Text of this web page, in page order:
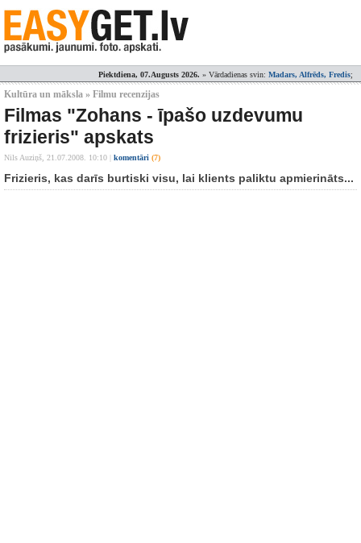
Piektdiena, 07.Augusts 2026. » Vārdadienas svin: Madars, Alfrēds, Fredis;
Kultūra un māksla » Filmu recenzijas
Filmas "Zohans - īpašo uzdevumu
frizieris" apskats
Nils Auziņš, 21.07.2008. 10:10 komentāri (7)
Frizieris, kas darīs burtiski visu, lai klients paliktu apmierināts...